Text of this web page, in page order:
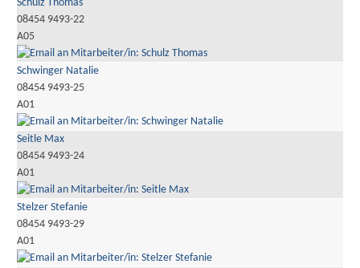
Schulz Thomas
08454 9493-22
A05
Schwinger Natalie
08454 9493-25
A01
Seitle Max
08454 9493-24
A01
Stelzer Stefanie
08454 9493-29
A01